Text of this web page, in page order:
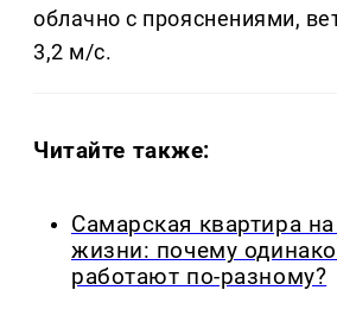
облачно с прояснениями,
3,2 м/с.
Читайте также:
Самарская квартира
жизни: почему
работают по-разному?